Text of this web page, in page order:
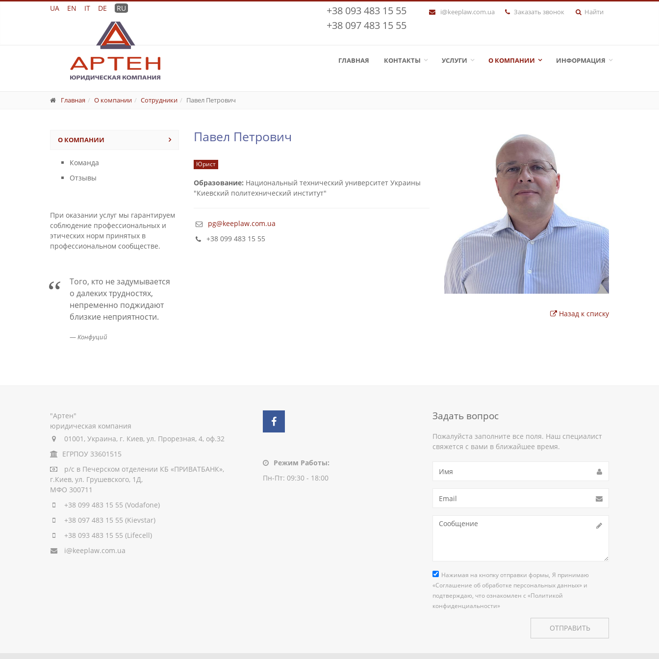
UA EN IT DE RU Найти
Заказать звонок
i@keeplaw.com.ua
+38 093 483 15 55
+38 097 483 15 55
ГЛАВНАЯ КОНТАКТЫ УСЛУГИ О КОМПАНИИ ИНФОРМАЦИЯ
Главная О компании Сотрудники Павел Петрович
О КОМПАНИИ
Команда
Отзывы
При оказании услуг мы гарантируем
соблюдение профессиональных и
этических норм принятых в
профессиональном сообществе.
Того, кто не задумывается
о далеких трудностях,
непременно поджидают
близкие неприятности.
Конфуций
Павел Петрович
Юрист
Образование: Национальный технический университет Украины
"Киевский политехнический институт"
pg@keeplaw.com.ua
+38 099 483 15 55
Назад к списку
"Артен"
юридическая компания
01001, Украина, г. Киев, ул. Прорезная, 4, оф.32
ЕГРПОУ 33601515
р/с в Печерском отделении КБ «ПРИВАТБАНК»,
г.Киев, ул. Грушевского, 1Д,
МФО 300711
+38 099 483 15 55 (Vodafone)
+38 097 483 15 55 (Kievstar)
+38 093 483 15 55 (Lifecell)
i@keeplaw.com.ua
Режим Работы:
Пн-Пт: 09:30 - 18:00
Задать вопрос
Пожалуйста заполните все поля. Наш специалист
свяжется с вами в ближайшее время.
Нажимая на кнопку отправки формы, Я принимаю
«Соглашение об обработке персональных данных» и
подтверждаю, что ознакомлен с «Политикой
конфиденциальности»